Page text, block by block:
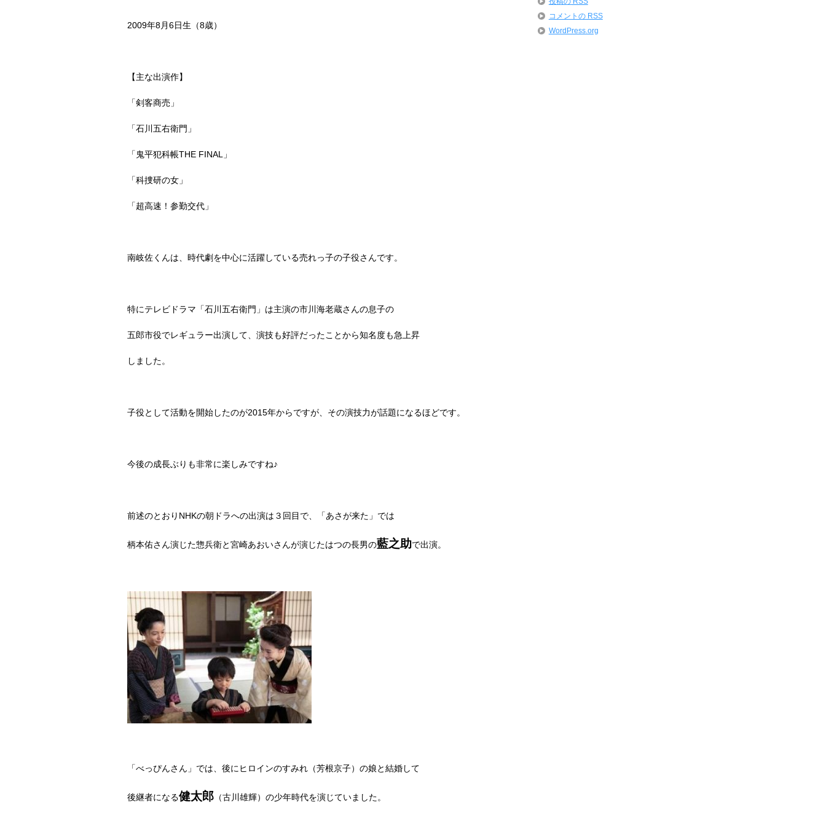
2009年8月6日生（8歳）
【主な出演作】
「剣客商売」
「石川五右衛門」
「鬼平犯科帳THE FINAL 」
「科捜研の女」
「超高速！参勤交代」
南岐佐くんは、時代劇を中心に活躍している売れっ子の子役さんです。
特にテレビドラマ「石川五右衛門」は主演の市川海老蔵さんの息子の
五郎市役でレギュラー出演して、演技も好評だったことから知名度も急上昇
しました。
子役として活動を開始したのが2015年からですが、その演技力が話題になるほどです。
今後の成長ぶりも非常に楽しみですね♪
前述のとおり NHKの朝ドラへの出演は３回目で、「あさが来た」では
柄本佑さん演じた惣兵衛と宮崎あおいさんが演じたはつの長男の藍之助で出演。
「べっぴんさん」では、後にヒロインのすみれ（芳根京子）の娘と結婚して
後継者になる健太郎 （古川雄輝）の少年時代を演じていました。
コメントの RSS
WordPress.org